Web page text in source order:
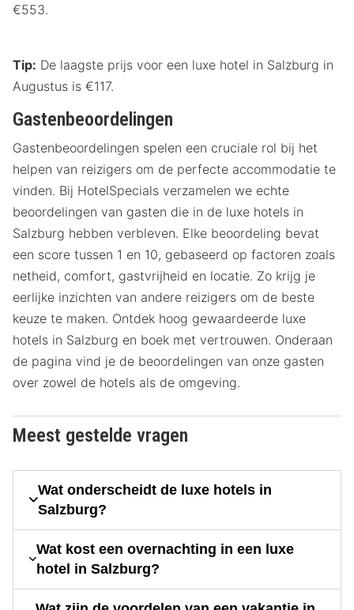
€553.
Tip: De laagste prijs voor een luxe hotel in Salzburg in
Augustus is €117.
Gastenbeoordelingen
Gastenbeoordelingen spelen een cruciale rol bij het
helpen van reizigers om de perfecte accommodatie te
vinden. Bij HotelSpecials verzamelen we echte
beoordelingen van gasten die in de luxe hotels in
Salzburg hebben verbleven. Elke beoordeling bevat
een score tussen 1 en 10, gebaseerd op factoren zoals
netheid, comfort, gastvrijheid en locatie. Zo krijg je
eerlijke inzichten van andere reizigers om de beste
keuze te maken. Ontdek hoog gewaardeerde luxe
hotels in Salzburg en boek met vertrouwen. Onderaan
de pagina vind je de beoordelingen van onze gasten
over zowel de hotels als de omgeving.
Meest gestelde vragen
Wat onderscheidt de luxe hotels in
Salzburg?
Wat kost een overnachting in een luxe
hotel in Salzburg?